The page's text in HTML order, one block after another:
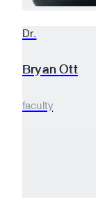
Dr.
BryanOtt
faculty